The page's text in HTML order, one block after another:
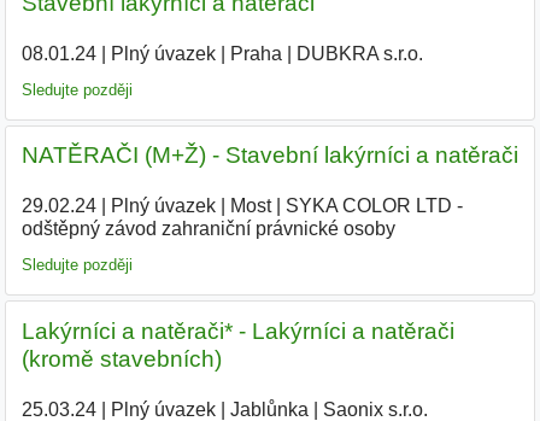
08.01.24| Plný úvazek| Praha DUBKRA s.r.o.
Sledujte později
NATĚRAČI (M+Ž) - Stavební lakýrníci a natěrači
29.02.24| Plný úvazek| Most|
SYKA COLOR LTD -
odštěpný závod zahraniční právnické osoby|
Sledujte později
Lakýrníci a natěrači* - Lakýrníci a natěrači
(kromě stavebních)
25.03.24| Plný úvazek| Jablůnka Saonix s.r.o.